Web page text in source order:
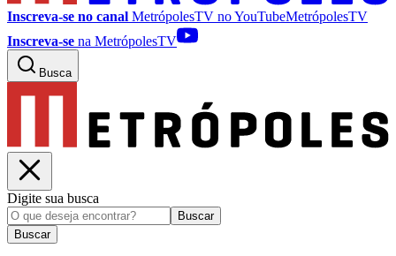
Inscreva-se no canal MetrópolesTV noYouTubeMetrópolesTV
Inscreva-se na MetrópolesTV
Busca
Digite sua busca
Buscar
Buscar